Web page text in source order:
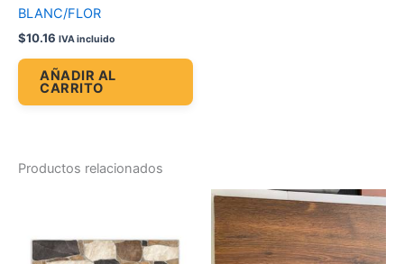
BLANC/FLOR
$10.16 IVA incluido
AÑADIR AL
CARRITO
Productos relacionados